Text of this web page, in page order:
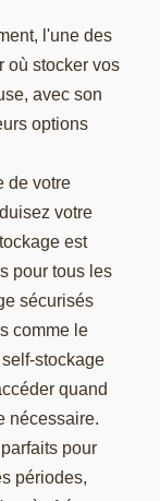
l'une des
où stocker vos
avec son
options
de votre
votre
est
pour tous les
sécurisés
comme le
stockage
quand
nécessaire.
pour
périodes,